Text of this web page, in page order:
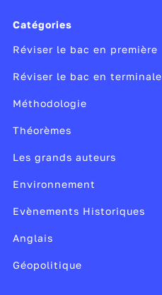
Catégories
Réviser le bac en première
Réviser le bac en terminale
Méthodologie
Théorèmes
Les grands auteurs
Environnement
Evènements Historiques
Anglais
Géopolitique